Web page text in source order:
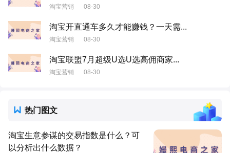
淘宝营销 08-30
淘宝开直通车多久才能赚钱？一天需...
淘宝营销 08-30
淘宝联盟7月超级U选U选高佣商家...
淘宝营销 08-30
热门图文
淘宝生意参谋的交易指数是什么？可
以分析出什么数据？